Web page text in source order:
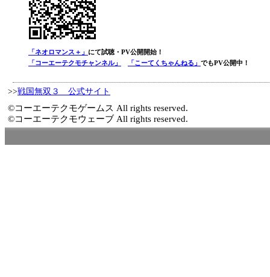
「ネオロマンス＋」 にて試聴・PV公開開始！
「コーエーテクモチャンネル」
「こーてくちゃんねる」 でもPV公開中！
>>戦国無双３ 公式サイト
©コーエーテクモゲームス All rights reserved.
©コーエーテクモウェーブ All rights reserved.